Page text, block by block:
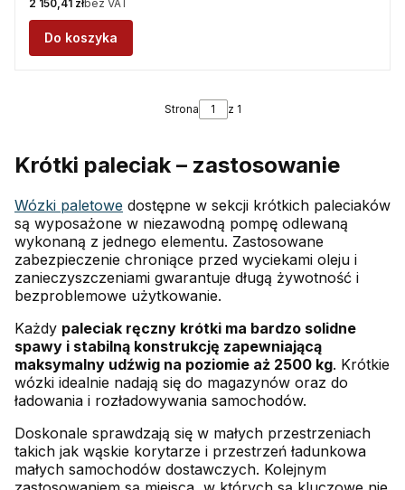
2 150,41 złbez VAT
Do koszyka
Strona z 1
Krótki paleciak – zastosowanie
Wózki paletowe dostępne w sekcji krótkich paleciaków
są wyposażone w niezawodną pompę odlewaną
wykonaną z jednego elementu. Zastosowane
zabezpieczenie chroniące przed wyciekami oleju i
zanieczyszczeniami gwarantuje długą żywotność i
bezproblemowe użytkowanie.
Każdy paleciak ręczny krótki ma bardzo solidne
spawy i stabilną konstrukcję zapewniającą
maksymalny udźwig na poziomie aż 2500 kg. Krótkie
wózki idealnie nadają się do magazynów oraz do
ładowania i rozładowywania samochodów.
Doskonale sprawdzają się w małych przestrzeniach
takich jak wąskie korytarze i przestrzeń ładunkowa
małych samochodów dostawczych. Kolejnym